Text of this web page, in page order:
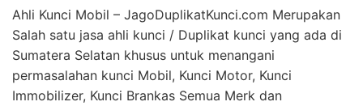
Ahli Kunci Mobil – JagoDuplikatKunci.com Merupakan
Salah satu jasa ahli kunci / Duplikat kunci yang ada di
Sumatera Selatan khusus untuk menangani
permasalahan kunci Mobil, Kunci Motor, Kunci
Immobilizer, Kunci Brankas Semua Merk dan